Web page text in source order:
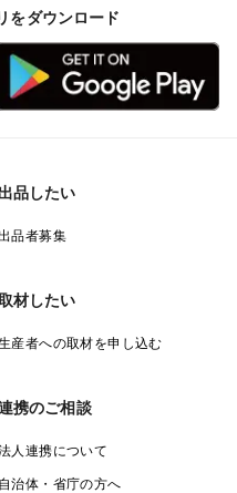
をダウンロード
出品したい
品者募集
材したい
産者への取材を申し込む
携のご相談
人連携について
自治体・省庁の方へ